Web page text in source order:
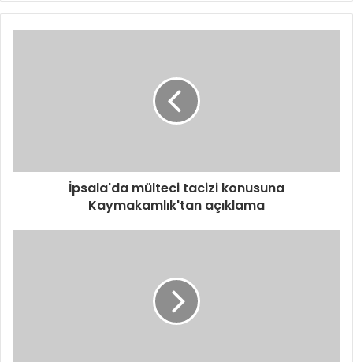
İpsala'da mülteci tacizi konusuna
Kaymakamlık'tan açıklama